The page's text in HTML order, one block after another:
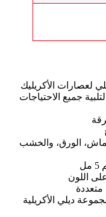
لعصارات الأكريليك
لتلبية جميع الاحتياجات
الورق، والخشب
اللون
متعددة
ديلي الأكريلية